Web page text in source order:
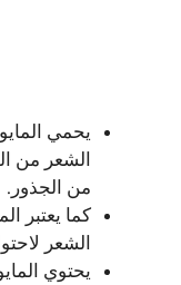
يحمي
الشعر من
من الجذور.
كما يعتبر
الشعر
يحتوي